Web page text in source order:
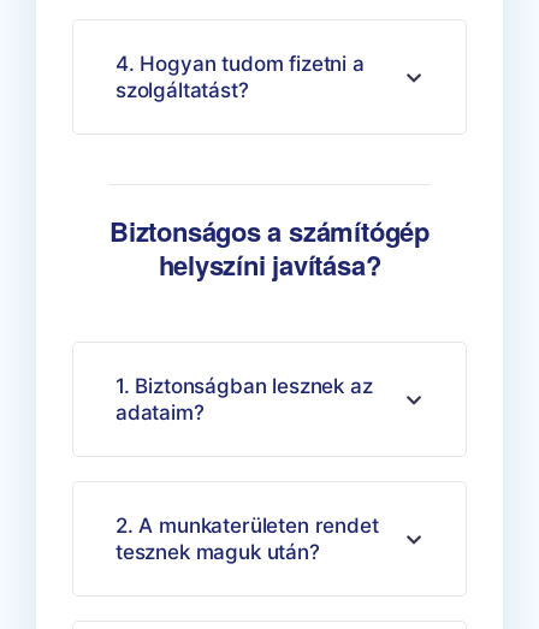
4. Hogyan tudom fizetni a
szolgáltatást?
Biztonságos a számítógép
helyszíni javítása?
1. Biztonságban lesznek az
adataim?
2. A munkaterületen rendet
tesznek maguk után?